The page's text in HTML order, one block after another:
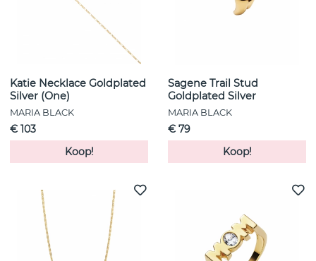
Katie Necklace Goldplated
Silver (One)
MARIA BLACK
€ 103
Koop!
Sagene Trail Stud
Goldplated Silver
MARIA BLACK
€ 79
Koop!